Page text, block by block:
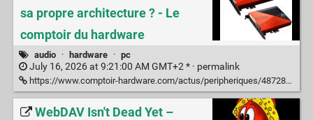
sa propre architecture ? - Le
comptoir du hardware
audio · hardware · pc
July 16, 2026 at 9:21:00 AM GMT+2 * · permalink
https://www.comptoir-hardware.com/actus/peripheriques/48728-laudio-pc-est-il-victime-de-sa-propre-architecture-.html
WebDAV Isn't Dead Yet –